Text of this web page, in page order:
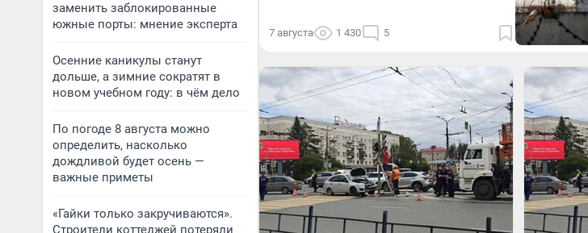
заменить заблокированные
южные порты: мнение эксперта
Осенние каникулы станут
дольше, а зимние сократят в
новом учебном году: в чём дело
По погоде 8 августа можно
определить, насколько
дождливой будет осень —
важные приметы
«Гайки только закручиваются».
Строители коттеджей потеряли
7 августа 1 430 5